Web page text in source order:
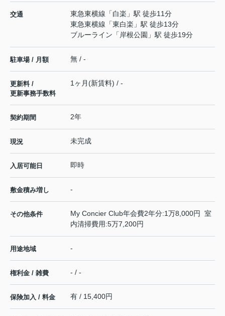
交通 東急東横線 「白楽 」駅 徒歩11分
東急東横線 「東白楽 」駅 徒歩13分
ブルーライン 「岸根公園 」駅 徒歩19分
駐車場 / 月額 無 / -
更新料 /
更新事務手数料
1ヶ月(新賃料) / -
契約期間 2年
現況 未完成
入居可能日 即時
敷金積み増し -
その他条件
My Concier Club年会費2年分:1万8,000円 室
内清掃費用:5万7,200円
用途地域 -
権利金 / 雑費 - / -
保険加入 / 料金 有 / 15,400円